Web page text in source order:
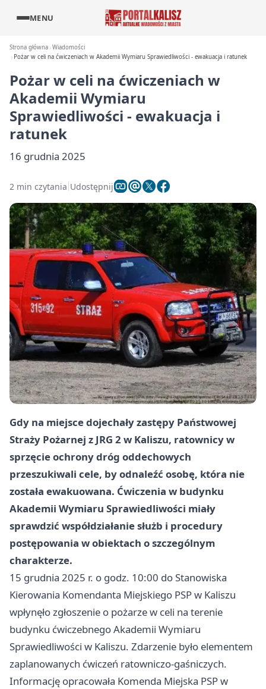
MENU
Strona główna Wiadomości
Pożar w celi na ćwiczeniach w Akademii Wymiaru Sprawiedliwości - ewakuacja i ratunek
Pożar w celi na ćwiczeniach w
Akademii Wymiaru
Sprawiedliwości - ewakuacja i
ratunek
16 grudnia 2025
2 min czytania Udostępnij
Gdy na miejsce dojechały zastępy Państwowej
Straży Pożarnej z JRG 2 w Kaliszu, ratownicy w
sprzęcie ochrony dróg oddechowych
przeszukiwali cele, by odnaleźć osobę, która nie
została ewakuowana. Ćwiczenia w budynku
Akademii Wymiaru Sprawiedliwości miały
sprawdzić współdziałanie służb i procedury
postępowania w obiektach o szczególnym
charakterze.
15 grudnia 2025 r. o godz. 10:00 do Stanowiska
Kierowania Komendanta Miejskiego PSP w Kaliszu
wpłynęło zgłoszenie o pożarze w celi na terenie
budynku ćwiczebnego Akademii Wymiaru
Sprawiedliwości w Kaliszu. Zdarzenie było elementem
zaplanowanych ćwiczeń ratowniczo-gaśniczych.
Informację opracowała Komenda Miejska PSP w